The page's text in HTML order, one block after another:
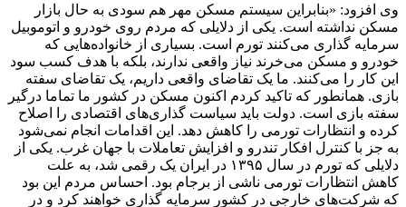
وی افزود: «بنابراین سیستم مسکن مهر هم سودی به حال بازار
مسکن نداشته است. یکی از دلایلی که مردم روی خودرو و اتوموبیل
سرمایه گذاری می‌کنند تورم است. بسیاری از خانواده‌هایی که
خودرو و مسکن می‌خرند نیاز واقعی ندارند، بلکه با هدف کسب سود
این کار را می‌کنند. ما یک تقاضای واقعی داریم، یک تقاضای سفته
بازی. همانطور که تاکید کردم اکنون مسکن در کشور ما تماما درگیر
سفته بازی است. دولت باید سیاست گذاری‌های اقتصادی را اصلاح
کرده و انتظارات تورمی را کاهش دهد. این اقدامات انجام نمی‌شود
به جز با کنترل افکار تندرو و افزایش تعاملات با جهان غرب. یکی از
دلایلی که تورم در سال ۱۳۹۵ در ایران یک رقمی شد، به علت
کاهش انتظارات تورمی ناشی از برجام بود. احساس مردم این بود
که شرکت‌های خارجی در کشور سرمایه گذاری خواهند کرد و در